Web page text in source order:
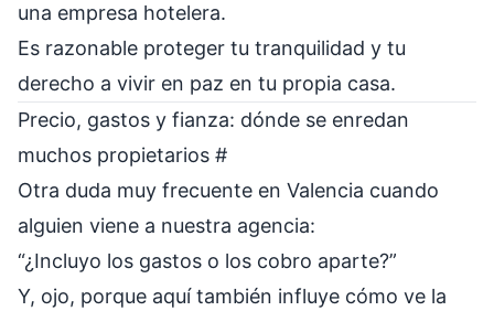
una empresa hotelera.
Es razonable proteger tu tranquilidad y tu
derecho a vivir en paz en tu propia casa.
Precio, gastos y fianza: dónde se enredan
muchos propietarios #
Otra duda muy frecuente en Valencia cuando
alguien viene a nuestra agencia:
“¿Incluyo los gastos o los cobro aparte?”
Y, ojo, porque aquí también influye cómo ve la